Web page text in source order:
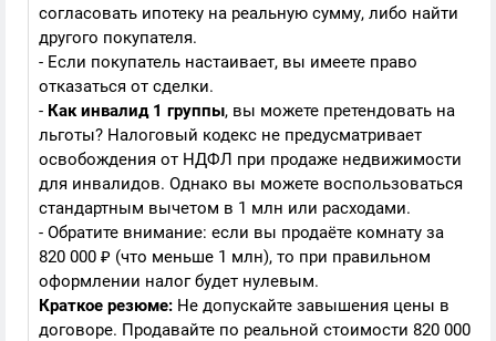
согласовать ипотеку на реальную сумму, либо найти
другого покупателя.
- Если покупатель настаивает, вы имеете право
отказаться от сделки.
- Как инвалид 1 группы, вы можете претендовать на
льготы? Налоговый кодекс не предусматривает
освобождения от НДФЛ при продаже недвижимости
для инвалидов. Однако вы можете воспользоваться
стандартным вычетом в 1 млн или расходами.
- Обратите внимание: если вы продаёте комнату за
820 000 ₽ (что меньше 1 млн), то при правильном
оформлении налог будет нулевым.
Краткое резюме: Не допускайте завышения цены в
договоре. Продавайте по реальной стоимости 820 000